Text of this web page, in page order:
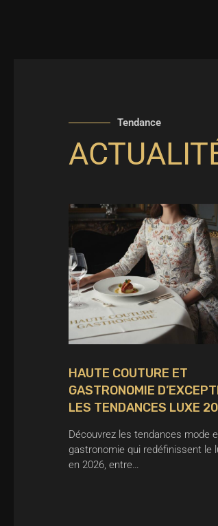
Tendance
HAUTE COUTURE ET
GASTRONOMIE
LES TENDANCES LUXE
Découvrez les tendances mode
gastronomie qui redéfinissent le
en 2026, entre…